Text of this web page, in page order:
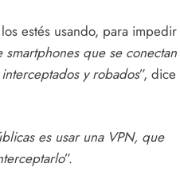
estés usando, para impedir
que se conectan
y robados”, dice
es usar una VPN, que
”.